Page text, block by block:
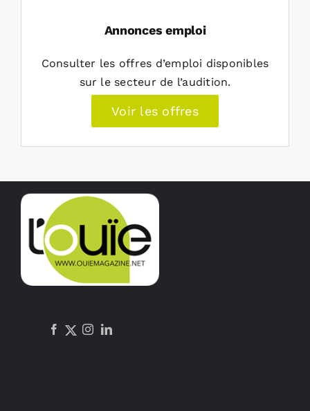
Annonces emploi
Consulter les offres d’emploi disponibles
sur le secteur de l’audition.
Voir les offres